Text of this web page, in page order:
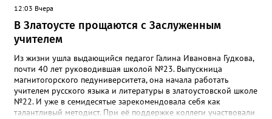
12:03 Вчера
В Златоусте прощаются с Заслуженным
учителем
Из жизни ушла выдающийся педагог Галина Ивановна Гудкова,
почти 40 лет руководившая школой №23. Выпускница
магнитогорского педуниверситета, она начала работать
учителем русского языка и литературы в златоустовской школе
№22. И уже в семидесятые зарекомендовала себя как
талантливый методист. При её поддержке коллеги участвовали